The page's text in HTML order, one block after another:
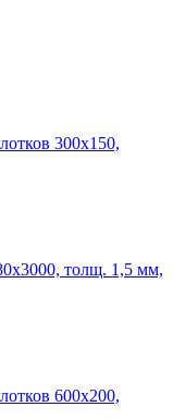
300х150,
толщ. 1,5 мм,
600х200,